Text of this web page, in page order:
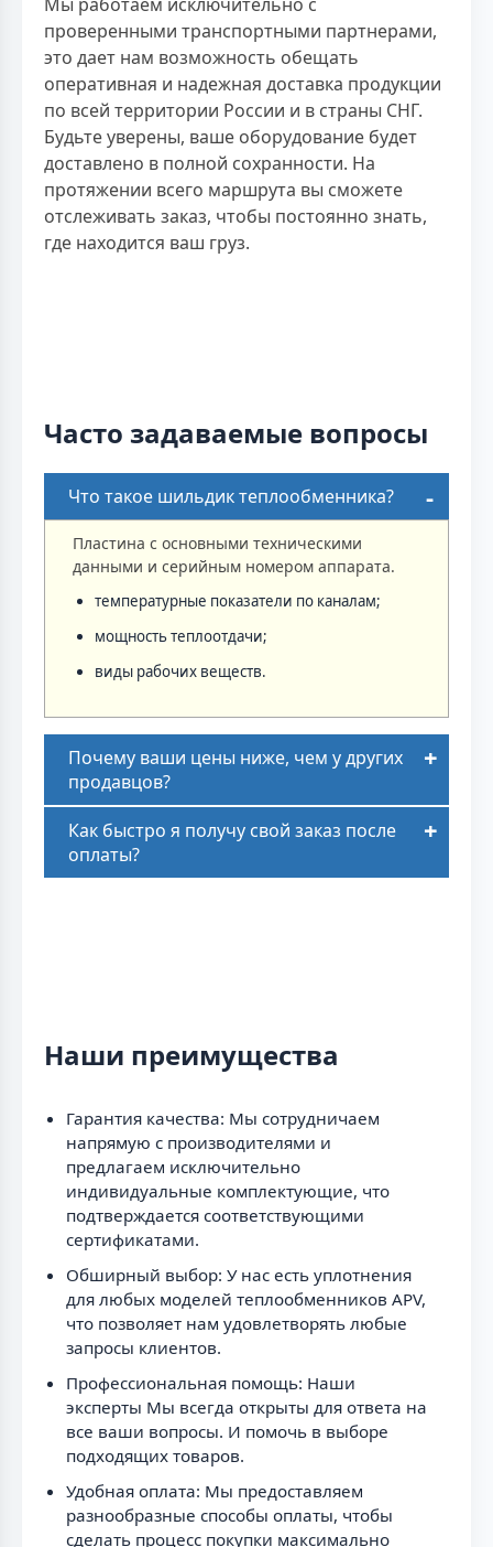
проверенными транспортными партнерами,
это дает нам возможность обещать
оперативная и надежная доставка продукции
по всей территории России и в страны СНГ.
Будьте уверены, ваше оборудование будет
доставлено в полной сохранности. На
протяжении всего маршрута вы сможете
отслеживать заказ, чтобы постоянно знать,
где находится ваш груз.
Часто задаваемые вопросы
Что такое шильдик теплообменника?
Пластина с основными техническими
данными и серийным номером аппарата.
температурные показатели по каналам;
мощность теплоотдачи;
виды рабочих веществ.
Почему ваши цены ниже, чем у других
продавцов?
Как быстро я получу свой заказ после
оплаты?
Наши преимущества
Гарантия качества: Мы сотрудничаем
напрямую с производителями и
предлагаем исключительно
индивидуальные комплектующие, что
подтверждается соответствующими
сертификатами.
Обширный выбор: У нас есть уплотнения
для любых моделей теплообменников APV,
что позволяет нам удовлетворять любые
запросы клиентов.
Профессиональная помощь: Наши
эксперты Мы всегда открыты для ответа на
все ваши вопросы. И помочь в выборе
подходящих товаров.
Удобная оплата: Мы предоставляем
разнообразные способы оплаты, чтобы
сделать процесс покупки максимально